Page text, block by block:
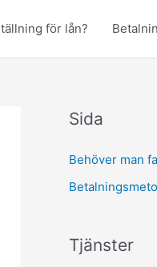
för lån?
Sida
Behöver man
Tjänster